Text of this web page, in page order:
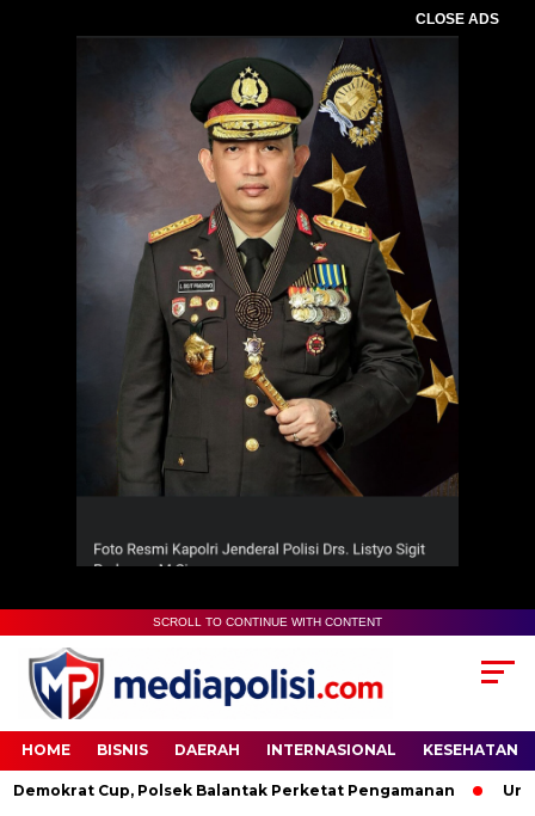
CLOSE ADS
SCROLL TO CONTINUE WITH CONTENT
HOME BISNIS DAERAH INTERNASIONAL KESEHATAN
Cup, Polsek Balantak Perketat Pengamanan